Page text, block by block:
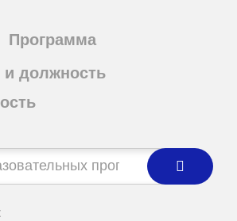
Программа
должность